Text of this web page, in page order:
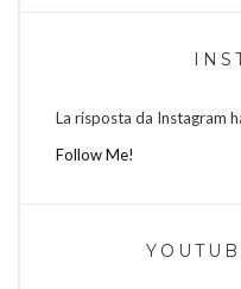
La risposta da Instagram
Follow Me!